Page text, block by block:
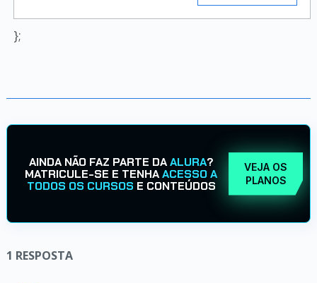
};
AINDA NÃO FAZ PARTE DAALURA?
MATRICULE-SE E TENHAACESSO A
TODOS OS CURSOS E CONTEÚDOS
VEJA OS
PLANOS
1 RESPOSTA